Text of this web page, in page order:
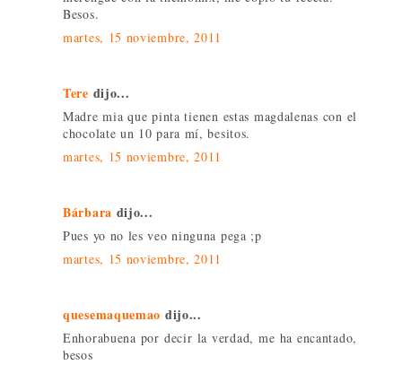
Besos.
martes, 15 noviembre, 2011
Tere dijo...
Madre mia que pinta tienen estas magdalenas con el
chocolate un 10 para mí, besitos.
martes, 15 noviembre, 2011
Bárbara dijo...
Pues yo no les veo ninguna pega ;p
martes, 15 noviembre, 2011
quesemaquemao dijo...
Enhorabuena por decir la verdad, me ha encantado,
besos